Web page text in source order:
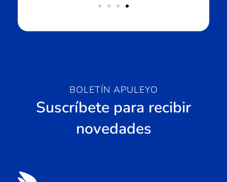
BOLETÍN APULEYO
Suscríbete para recibir
novedades